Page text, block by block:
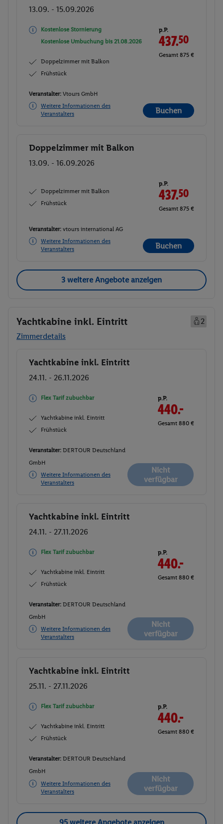
13.09. - 15.09.2026
Kostenlose Stornierung
Kostenlose Umbuchung bis 21.08.2026
Doppelzimmer mit Balkon
Frühstück
p.P.
437.50
Gesamt 875 €
Veranstalter: Vtours GmbH
Weitere Informationen des
Veranstalters
Buchen
Buchen
Doppelzimmer mit Balkon
13.09. - 16.09.2026
Doppelzimmer mit Balkon
Frühstück
p.P.
437.50
Gesamt 875 €
Veranstalter: vtours international AG
Weitere Informationen des
Veranstalters
Buchen
3 weitere Angebote anzeigen
Yachtkabine inkl. Eintritt
2
Zimmerdetails
Buchen
Yachtkabine inkl. Eintritt
24.11. - 26.11.2026
Flex Tarif zubuchbar
Yachtkabine inkl. Eintritt
Frühstück
p.P.
440.-
Gesamt 880 €
Veranstalter: DERTOUR Deutschland
GmbH
Weitere Informationen des
Veranstalters
Nicht
verfügbar
Buchen
Yachtkabine inkl. Eintritt
24.11. - 27.11.2026
Flex Tarif zubuchbar
Yachtkabine inkl. Eintritt
Frühstück
p.P.
440.-
Gesamt 880 €
Veranstalter: DERTOUR Deutschland
GmbH
Weitere Informationen des
Veranstalters
Nicht
verfügbar
Buchen
Yachtkabine inkl. Eintritt
25.11. - 27.11.2026
Flex Tarif zubuchbar
Yachtkabine inkl. Eintritt
Frühstück
p.P.
440.-
Gesamt 880 €
Veranstalter: DERTOUR Deutschland
GmbH
Weitere Informationen des
Veranstalters
Nicht
verfügbar